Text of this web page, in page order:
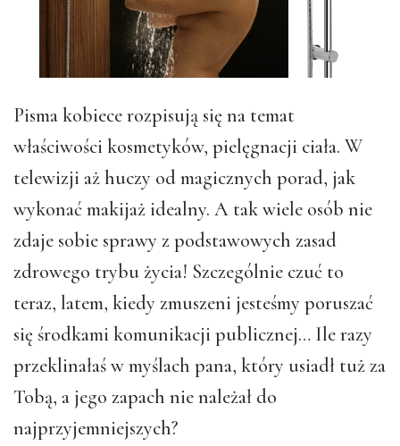
Pisma kobiece rozpisują się na temat
właściwości kosmetyków, pielęgnacji ciała. W
telewizji aż huczy od magicznych porad, jak
wykonać makijaż idealny. A tak wiele osób nie
zdaje sobie sprawy z podstawowych zasad
zdrowego trybu życia! Szczególnie czuć to
teraz, latem, kiedy zmuszeni jesteśmy poruszać
się środkami komunikacji publicznej… Ile razy
przeklinałaś w myślach pana, który usiadł tuż za
Tobą, a jego zapach nie należał do
najprzyjemniejszych?